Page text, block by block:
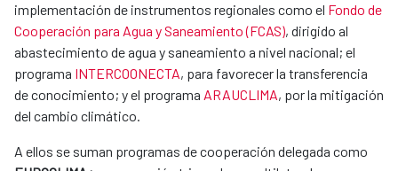
implementación de instrumentos regionales como el Fondo de
Cooperación para Agua y Saneamiento (FCAS), dirigido al
abastecimiento de agua y saneamiento a nivel nacional; el
programa INTERCOONECTA, para favorecer la transferencia
de conocimiento; y el programa ARAUCLIMA, por la mitigación
del cambio climático.
A ellos se suman programas de cooperación delegada como